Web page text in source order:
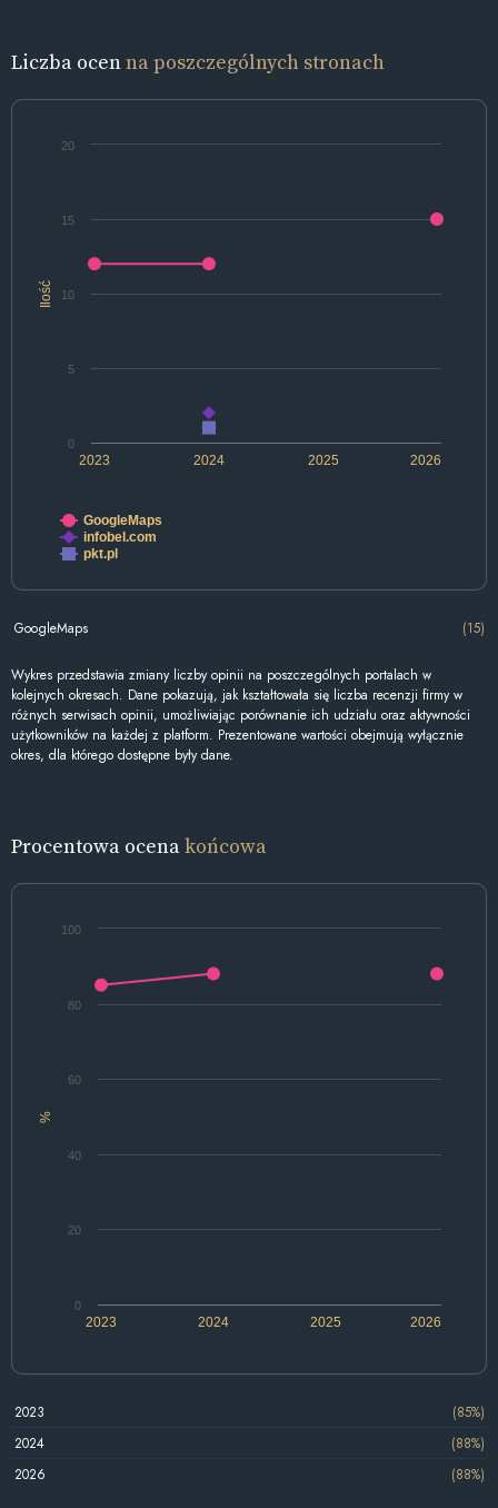
Liczba ocenna poszczególnych stronach
Ilość
2024 2026
2023 2025
0
10
5
15
20
GoogleMaps
infobel.com
pkt.pl
GoogleMaps (15)
Wykres przedstawia zmiany liczby opinii na poszczególnych portalach w
kolejnych okresach. Dane pokazują, jak kształtowała się liczba recenzji firmy w
różnych serwisach opinii, umożliwiając porównanie ich udziału oraz aktywności
użytkowników na każdej z platform. Prezentowane wartości obejmują wyłącznie
okres, dla którego dostępne były dane.
Procentowa ocenakońcowa
%
2024 2026
2023 2025
0
20
40
60
80
100
2023
(85%)
2024
(88%)
2026
(88%)